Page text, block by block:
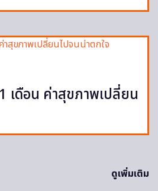
เดือน ค่าสุขภาพเปลี่ยน
ดูเพิ่มเติม